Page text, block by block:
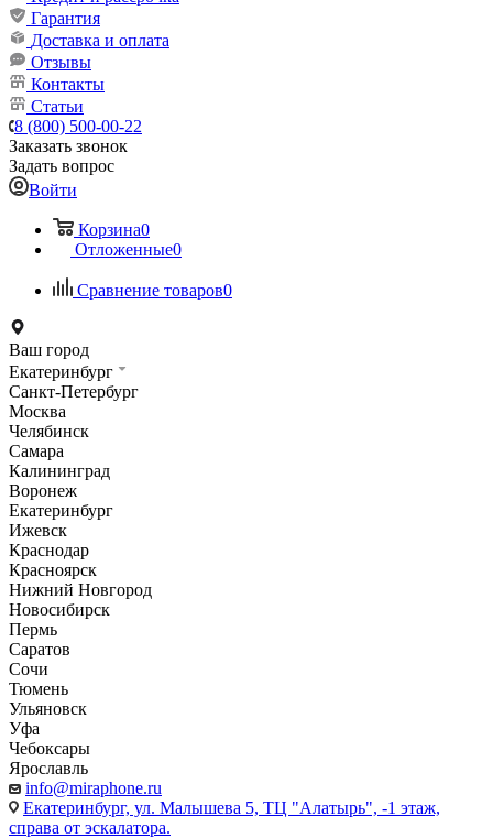
Гарантия
Доставка и оплата
Отзывы
Контакты
Статьи
8 (800) 500-00-22
Заказать звонок
Задать вопрос
Войти
Корзина0
Отложенные0
Сравнение товаров0
Ваш город
Екатеринбург
Санкт-Петербург
Москва
Челябинск
Самара
Калининград
Воронеж
Екатеринбург
Ижевск
Краснодар
Красноярск
Нижний Новгород
Новосибирск
Пермь
Саратов
Сочи
Тюмень
Ульяновск
Уфа
Чебоксары
Ярославль
info@miraphone.ru
Екатеринбург, ул. Малышева 5, ТЦ "Алатырь", -1 этаж,
справа от эскалатора.